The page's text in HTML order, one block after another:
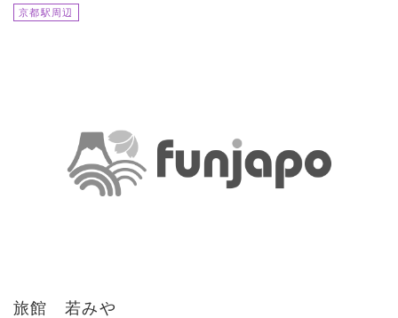
京都駅周辺
旅館 若みや